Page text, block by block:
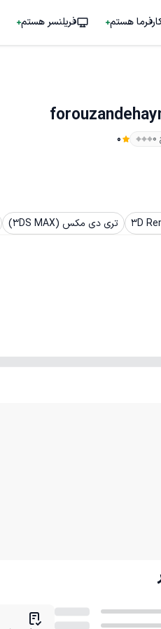
هستم فریلنسر هستم
0
3D تری دی مکس (3DS MAX)